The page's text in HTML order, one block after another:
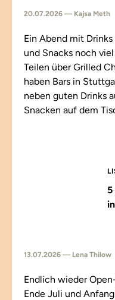
20.07.2026 — Kajsa Meth
Ein Abend mit
und Snacks noch
Teilen über Grilled
haben Bars in
neben guten Drinks
Snacken auf dem
13.07.2026 — Lena Thilow
Endlich wieder
Ende Juli und